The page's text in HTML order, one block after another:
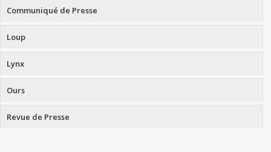
Communiqué de Presse
Loup
Lynx
Ours
Revue de Presse